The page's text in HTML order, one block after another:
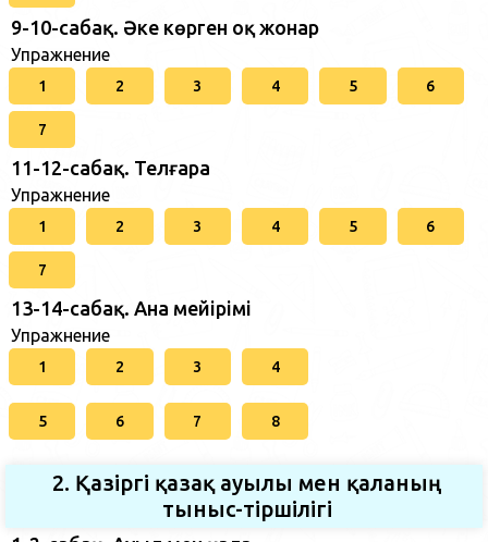
9-10-сабақ. Әке көрген оқ жонар
Упражнение
1 2 3 4 5 6
7
11-12-сабақ. Телғара
Упражнение
1 2 3 4 5 6
7
13-14-сабақ. Ана мейірімі
Упражнение
1 2 3 4
5 6 7 8
2. Қазіргі қазақ ауылы мен қаланың
тыныс-тіршілігі